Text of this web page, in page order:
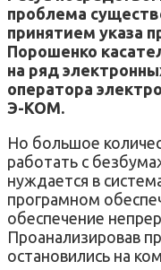
проблема
принятием указа
Порошенко
на ряд
оператора
Э-КОМ.
Но большое
работать с
нуждается в
програмном
обеспечение
Проанализировав
остановились на